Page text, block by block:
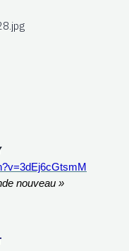
nouveau »